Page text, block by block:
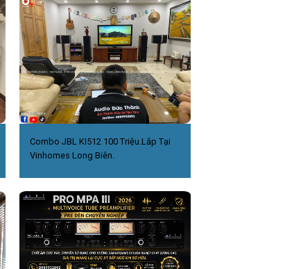
Combo JBL KI512 100 Triệu.Lắp Tại
Vinhomes Long Biên.